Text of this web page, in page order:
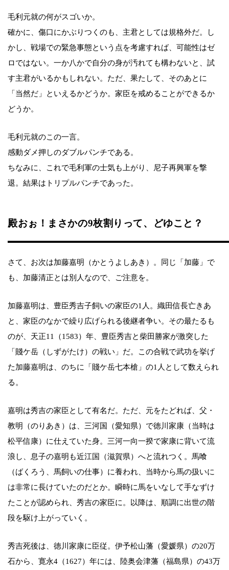
毛利元就の何がスゴいか。
確かに、傷口にかぶりつくのも、主君としては規格外だ。し
かし、戦場での緊急事態という点を考慮すれば、可能性はゼ
ロではない。一か八かで自分の身が汚れても構わないと、試
す主君がいるかもしれない。ただ、果たして、そのあとに
「当然だ」といえるかどうか。家臣を戒めることができるか
どうか。
毛利元就のこの一言。
感動ダメ押しのダブルパンチである。
ちなみに、これで毛利軍の士気も上がり、尼子再興軍を撃
退。結果はトリプルパンチであった。
殿おぉ！まさかの9枚割りって、どゆこと？
さて、お次は加藤嘉明（かとうよしあき）。同じ「加藤」で
も、加藤清正とは別人なので、ご注意を。
加藤嘉明は、豊臣秀吉子飼いの家臣の1人。織田信長亡きあ
と、家臣のなかで繰り広げられる後継者争い。その最たるも
のが、天正11（1583）年、豊臣秀吉と柴田勝家が激突した
「賤ケ岳（しずがたけ）の戦い」だ。この合戦で武功を挙げ
た加藤嘉明は、のちに「賤ケ岳七本槍」の1人として数えられ
る。
嘉明は秀吉の家臣として有名だ。ただ、元をたどれば、父・
教明（のりあき）は、三河国（愛知県）で徳川家康（当時は
松平信康）に仕えていた身。三河一向一揆で家康に背いて流
浪し、息子の嘉明も近江国（滋賀県）へと流れつく。馬喰
（ばくろう、馬飼いの仕事）に養われ、当時から馬の扱いに
は非常に長けていたのだとか。瞬時に馬をいなして手なずけ
たことが認められ、秀吉の家臣に。以降は、順調に出世の階
段を駆け上がっていく。
秀吉死後は、徳川家康に臣従。伊予松山藩（愛媛県）の20万
石から、寛永4（1627）年には、陸奥会津藩（福島県）の43万